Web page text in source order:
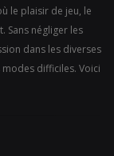
le plaisir de jeu, le
Sans négliger les
dans les diverses
difficiles. Voici